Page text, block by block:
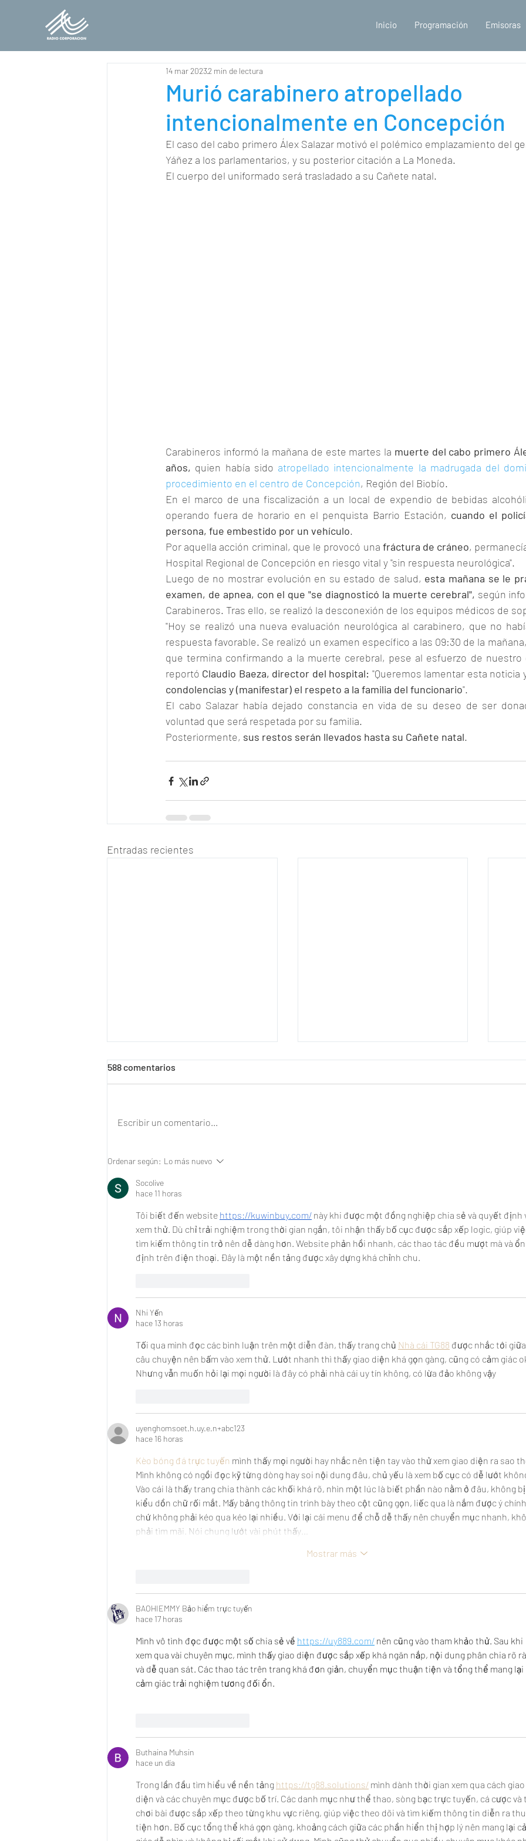
Inicio Programación Emisoras
Murió carabinero atropellado
intencionalmente en Concepción
14 mar 20232 min de lectura
El caso del cabo primero Álex Salazar motivó el polémico emplazamiento del
Yáñez a los parlamentarios, y su posterior citación a La Moneda.
El cuerpo del uniformado será trasladado a su Cañete natal.
Carabineros informó la mañana de este martes la muerte del cabo primero
años, quien había sido atropellado intencionalmente la madrugada del
procedimiento en el centro de Concepción, Región del Biobío.
En el marco de una fiscalización a un local de expendio de bebidas
operando fuera de horario en el penquista Barrio Estación, cuando el
persona, fue embestido por un vehículo.
Por aquella acción criminal, que le provocó una fráctura de cráneo,
Hospital Regional de Concepción en riesgo vital y "sin respuesta neurológica".
Luego de no mostrar evolución en su estado de salud, esta mañana se le
examen, de apnea, con el que "se diagnosticó la muerte cerebral", según
Carabineros. Tras ello, se realizó la desconexión de los equipos médicos de
"Hoy se realizó una nueva evaluación neurológica al carabinero, que no
respuesta favorable. Se realizó un examen específico a las 09:30 de la
que termina confirmando a la muerte cerebral, pese al esfuerzo de nuestro
reportó Claudio Baeza, director del hospital: "Queremos lamentar esta noticia
condolencias y (manifestar) el respeto a la familia del funcionario".
El cabo Salazar había dejado constancia en vida de su deseo de ser
voluntad que será respetada por su familia.
Posteriormente, sus restos serán llevados hasta su Cañete natal.
Entradas recientes
“Mi vida cambió”: la reacción
de un uruguayo tras conocer
tostador de pan chileno
588 comentarios
Escribir un comentario...
Ordenar según: Lo más nuevo
Socolive
hace 11 horas
Tôi biết đến website https://kuwinbuy.com/ này khi được một đồng nghiệp chia sẻ và quyết định
xem thử. Dù chỉ trải nghiệm trong thời gian ngắn, tôi nhận thấy bố cục được sắp xếp logic, giúp
tìm kiếm thông tin trở nên dễ dàng hơn. Website phản hồi nhanh, các thao tác đều mượt mà và ổn
định trên điện thoại. Đây là một nền tảng được xây dựng khá chỉnh chu.
Nhi Yến
hace 13 horas
Tối qua mình đọc các bình luận trên một diễn đàn, thấy trang chủ Nhà cái TG88 được nhắc tới giữa
câu chuyện nên bấm vào xem thử. Lướt nhanh thì thấy giao diện khá gọn gàng, cũng có cảm giác
Nhưng vẫn muốn hỏi lại mọi người là đây có phải nhà cái uy tín không, có lừa đảo không vậy
uyenghomsoet.h.uy.e.n+abc123
hace 16 horas
Kèo bóng đá trực tuyến mình thấy mọi người hay nhắc nên tiện tay vào thử xem giao diện ra sao
Mình không có ngồi đọc kỹ từng dòng hay soi nội dung đâu, chủ yếu là xem bố cục có dễ lướt
Vào cái là thấy trang chia thành các khối khá rõ, nhìn một lúc là biết phần nào nằm ở đâu, không bị
kiểu dồn chữ rối mắt. Mấy bảng thông tin trình bày theo cột cũng gọn, liếc qua là nắm được ý chính
chứ không phải kéo qua kéo lại nhiều. Với lại cái menu để chỗ dễ thấy nên chuyển mục nhanh,
phải tìm mãi. Nói chung lướt vài phút thấy…
Mostrar más
BAOHIEMMY Bảo hiểm trực tuyến
hace 17 horas
Mình vô tình đọc được một số chia sẻ về https://uy889.com/ nên cũng vào tham khảo thử. Sau khi
xem qua vài chuyên mục, mình thấy giao diện được sắp xếp khá ngăn nắp, nội dung phân chia rõ
và dễ quan sát. Các thao tác trên trang khá đơn giản, chuyển mục thuận tiện và tổng thể mang lại
cảm giác trải nghiệm tương đối ổn.
Buthaina Muhsin
hace un día
Trong lần đầu tìm hiểu về nền tảng https://tg88.solutions/ mình dành thời gian xem qua cách giao
diện và các chuyên mục được bố trí. Các danh mục như thể thao, sòng bạc trực tuyến, cá cược và
chơi bài được sắp xếp theo từng khu vực riêng, giúp việc theo dõi và tìm kiếm thông tin diễn ra
tiện hơn. Bố cục tổng thể khá gọn gàng, khoảng cách giữa các phần hiển thị hợp lý nên mang lại